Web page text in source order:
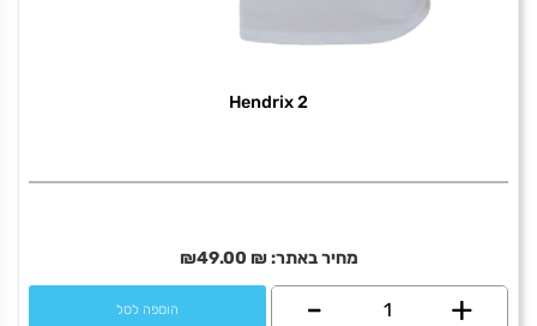
Hendrix 2
מחיר באתר:₪
₪49.00
+
כמות
- הוספה לסל